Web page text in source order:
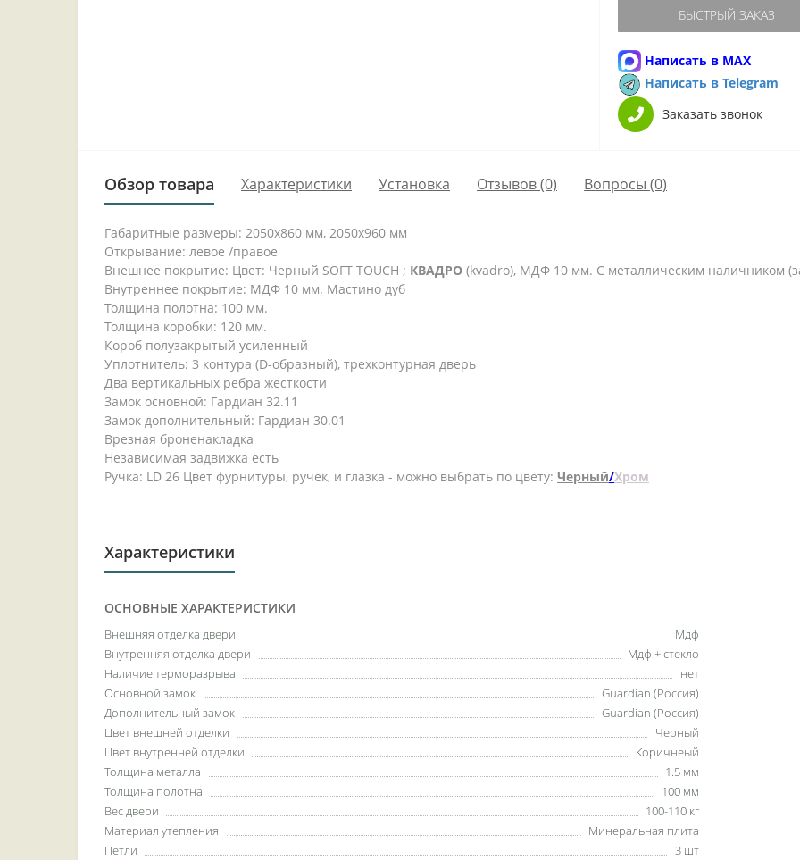
БЫСТРЫЙ ЗАКАЗ
Написать в MAX
Написать в Telegram
Заказать звонок
Обзор товара Характеристики Установка Отзывов (0) Вопросы (0)
Габаритные размеры: 2050x860 мм, 2050x960 мм
Открывание: левое /правое
Внешнее покрытие: Цвет: Черный SOFT TOUCH ; КВАДРО (kvadro), МДФ 10 мм. С металлическим наличником
Внутреннее покрытие: МДФ 10 мм. Мастино дуб
Толщина полотна: 100 мм.
Толщина коробки: 120 мм.
Короб полузакрытый усиленный
Уплотнитель: 3 контура (D-образный), трехконтурная дверь
Два вертикальных ребра жесткости
Замок основной: Гардиан 32.11
Замок дополнительный: Гардиан 30.01
Врезная броненакладка
Независимая задвижка есть
Ручка: LD 26 Цвет фурнитуры, ручек, и глазка - можно выбрать по цвету: Черный/Хром
Характеристики
ОСНОВНЫЕ ХАРАКТЕРИСТИКИ
Внешняя отделка двери
Мдф
Внутренняя отделка двери
Мдф + стекло
Наличие терморазрыва
нет
Основной замок
Guardian (Россия)
Дополнительный замок
Guardian (Россия)
Цвет внешней отделки
Черный
Цвет внутренней отделки
Коричнеый
Толщина металла
1.5 мм
Толщина полотна
100 мм
Вес двери
100-110 кг
Материал утепления
Минеральная плита
Петли
3 шт